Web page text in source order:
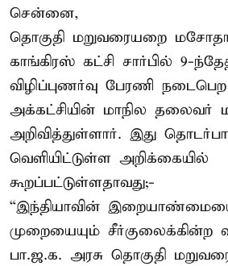
சென்னை,
தொகுதி மறுவரையறை
காங்கிரஸ் கட்சி சார்பில் 9-
விழிப்புணர்வு பேரணி
அக்கட்சியின் மாநில தலைவர்
அறிவித்துள்ளார். இது
வெளியிட்டுள்ள அறிக்கையில்
கூறப்பட்டுள்ளதாவது;-
“இந்தியாவின்
முறையையும் சீர்குலைக்கின்ற
பா.ஜ.க. அரசு தொகுதி